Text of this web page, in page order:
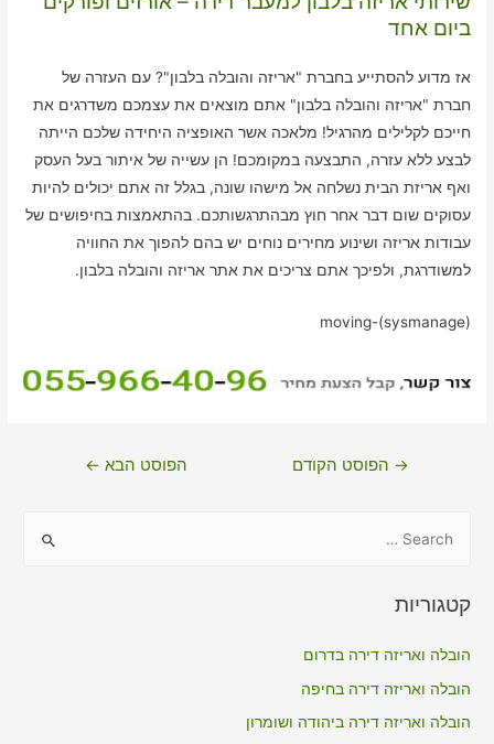
ביום אחד
אז מדוע להסתייע בחברת "אריזה והובלה בלבון"? עם העזרה של
חברת "אריזה והובלה בלבון" אתם מוצאים את עצמכם משדרגים את
חייכם לקלילים מהרגיל! מלאכה אשר האופציה היחידה שלכם הייתה
לבצע ללא עזרה, התבצעה במקומכם! הן עשייה של איתור בעל העסק
ואף אריזת הבית נשלחה אל מישהו שונה, בגלל זה אתם יכולים להיות
עסוקים שום דבר אחר חוץ מבהתרגשותכם. בהתאמצות בחיפושים של
עבודות אריזה ושינוע מחירים נוחים יש בהם להפוך את החוויה
למשודרגת, ולפיכך אתם צריכים את אתר אריזה והובלה בלבון.
moving-(sysmanage)
ניווט→ הפוסט הקודם הפוסט הבא ←
r
o
קטגוריות
הובלה ואריזה דירה בדרום
הובלה ואריזה דירה בחיפה
הובלה ואריזה דירה ביהודה ושומרון